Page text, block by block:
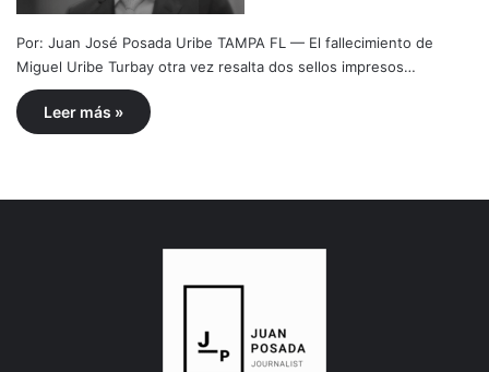
Por: Juan José Posada Uribe TAMPA FL — El fallecimiento de
Miguel Uribe Turbay otra vez resalta dos sellos impresos…
Leer más »